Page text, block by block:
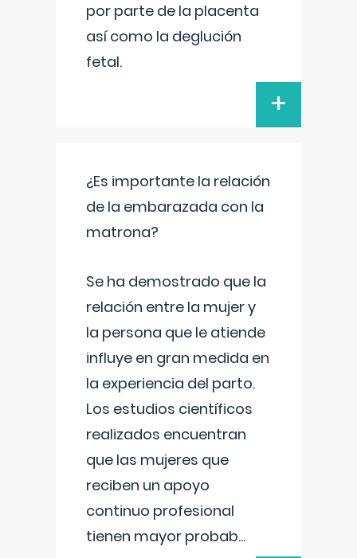
por parte de la placenta
así como la deglución
fetal.
+
¿Es importante la relación
de la embarazada con la
matrona?
Se ha demostrado que la
relación entre la mujer y
la persona que le atiende
influye en gran medida en
la experiencia del parto.
Los estudios científicos
realizados encuentran
que las mujeres que
reciben un apoyo
continuo profesional
tienen mayor probab...